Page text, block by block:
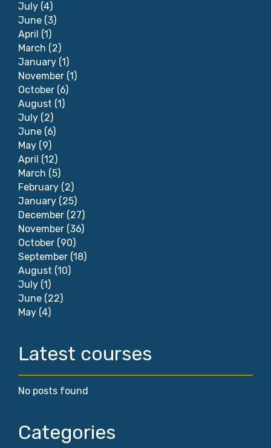
July (4)
June (3)
April (1)
March (2)
January (1)
November (1)
October (6)
August (1)
July (2)
June (6)
May (9)
April (12)
March (5)
February (2)
January (25)
December (27)
November (36)
October (90)
September (18)
August (10)
July (1)
June (22)
May (4)
Latest courses
No posts found
Categories